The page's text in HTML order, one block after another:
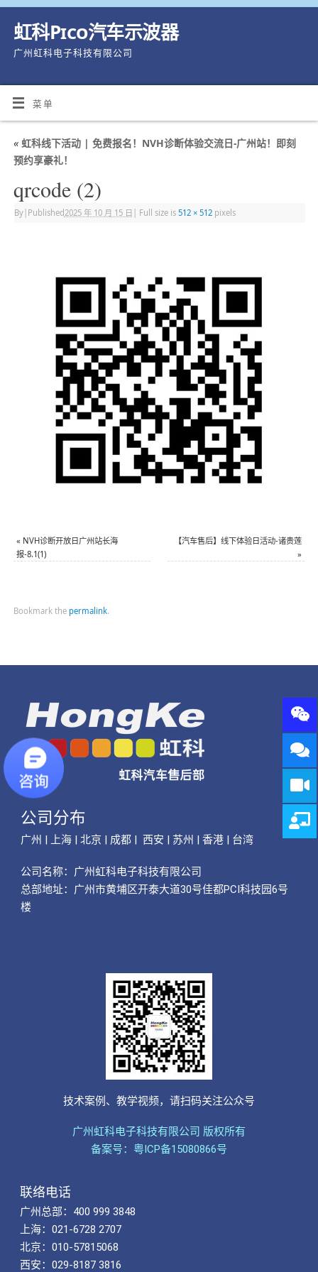
虹科Pico汽车示波器
广州虹科电子科技有限公司
菜单
«虹科线下活动 | 免费报名！NVH诊断体验交流日-广州站！即刻
预约享豪礼！
qrcode (2)
By| Published 2025 年 10 月 15 日 Full size is 512 × 512pixels
« NVH诊断开放日广州站长海
报-8.1(1)
【汽车售后】线下体验日活动-诸贵莲
»
Bookmark the permalink.
公司分布
广州 | 上海 | 北京 | 成都 | 西安 | 苏州 | 香港 | 台湾
公司名称： 广州虹科电子科技有限公司
总部地址：广州市黄埔区开泰大道30号佳都PCI科技园6号
楼
技术案例、教学视频，请扫码关注公众号
广州虹科电子科技有限公司 版权所有
备案号：粤ICP备15080866号
联络电话
广州总部：400 999 3848
上海：021-6728 2707
北京：010-57815068
西安：029-8187 3816